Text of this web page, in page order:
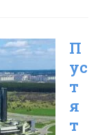
П
ус
т
я
т